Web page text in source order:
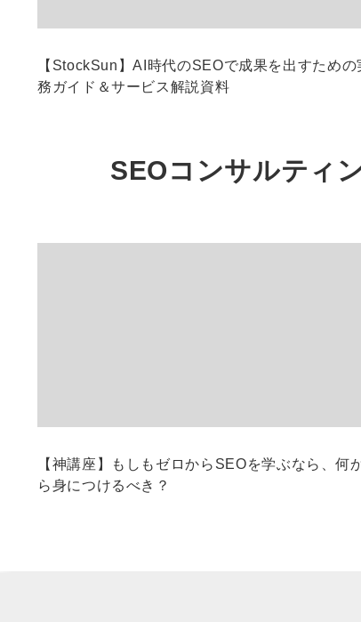
【StockSun】AI時代のSEOで成果を出すための
務ガイド＆サービス解説資料
SEOコンサルティ
【神講座】もしもゼロからSEOを学ぶなら、何
ら身につけるべき？